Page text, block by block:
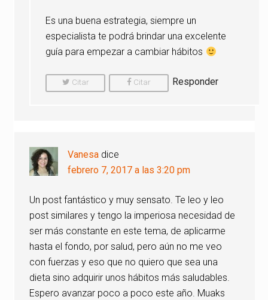
Es una buena estrategia, siempre un
especialista te podrá brindar una excelente
guía para empezar a cambiar hábitos
Citar
Comentario
Citar
Comentario
Responder
Vanesa dice
febrero 7, 2017 a las 3:20 pm
Un post fantástico y muy sensato. Te leo y leo
post similares y tengo la imperiosa necesidad de
ser más constante en este tema, de aplicarme
hasta el fondo, por salud, pero aún no me veo
con fuerzas y eso que no quiero que sea una
dieta sino adquirir unos hábitos más saludables.
Espero avanzar poco a poco este año. Muaks